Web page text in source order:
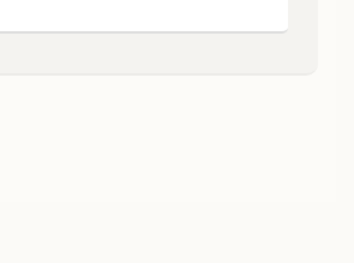
HOS EJNAR MUNKSGAARD